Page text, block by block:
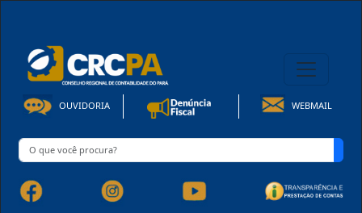
OUVIDORIA WEBMAIL